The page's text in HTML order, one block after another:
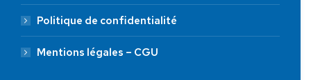
Politique de confidentialité
Mentions légales – CGU